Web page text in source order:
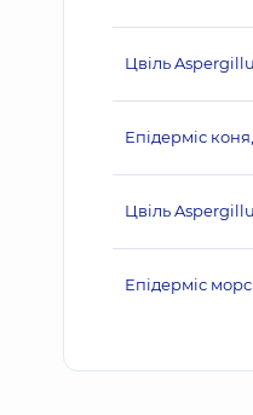
Цвіль
Епідерміс
Цвіль
Епідерміс